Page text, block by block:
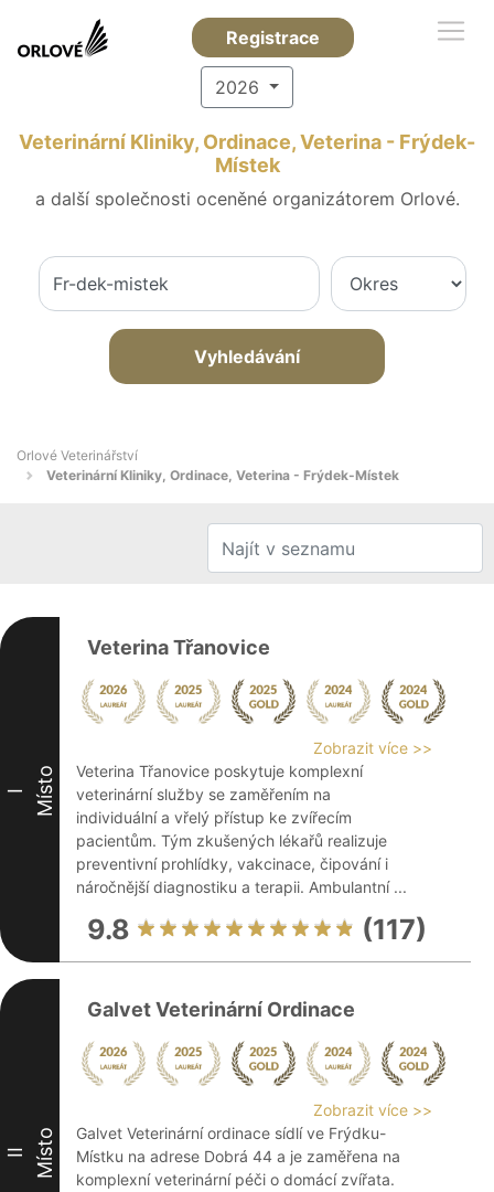
Registrace
2026
Veterinární Kliniky, Ordinace, Veterina - Frýdek-
Místek
a další společnosti oceněné organizátorem Orlové.
Vyhledávání
Orlové Veterinářství
Veterinární Kliniky, Ordinace, Veterina - Frýdek-Místek
I Místo
Veterina Třanovice
Zobrazit více >>
Veterina Třanovice poskytuje komplexní
veterinární služby se zaměřením na
individuální a vřelý přístup ke zvířecím
pacientům. Tým zkušených lékařů realizuje
preventivní prohlídky, vakcinace, čipování i
náročnější diagnostiku a terapii. Ambulantní ...
9.8 (117)
II Místo
Galvet Veterinární Ordinace
Zobrazit více >>
Galvet Veterinární ordinace sídlí ve Frýdku-
Místku na adrese Dobrá 44 a je zaměřena na
komplexní veterinární péči o domácí zvířata.